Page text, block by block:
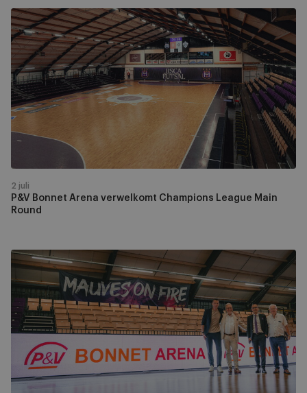
P&V
Bonnet
Arena
verwelkomt
Champions
League
Main
Round
P&V Bonnet Arena verwelkomt Champions League Main
Round
2 juli
RSCA
P&V
starten
strategisch
partnerschap